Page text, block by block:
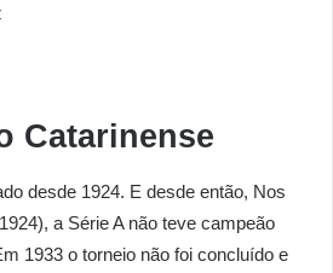
Catarinense
desde 1924. E desde então, Nos
a Série A não teve campeão
1933 o torneio não foi concluído e